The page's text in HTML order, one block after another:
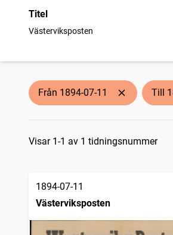
Titel
Västerviksposten
träffar
Från 1894-07-11 Till
Sökresultat
Visar 1-1 av 1 tidningsnummer
1894-07-11
Västerviksposten